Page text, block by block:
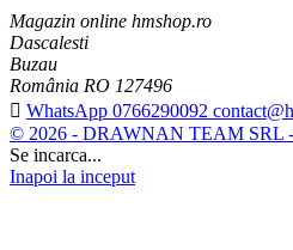
Magazin online hmshop.ro
Dascalesti
Buzau
România RO 127496
 WhatsApp 0766290092
© 2026 - DRAWNAN TEAM SRL -
Se incarca...
Inapoi la inceput